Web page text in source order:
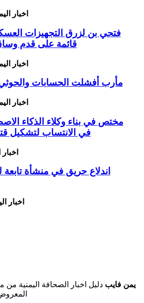
اخبار
فتحي بن لزرق التجهيزات
قائمة على قدم
اخبار
مأرب أفشلت الحسابات والحوثي
اخبار
مختص في بناء وكلاء الذكاء
في الانتساب لتشكيل
اندلاع حريق في منشأة
اخبار
يمن فايب دليل اخبار الصحافة اليمنية